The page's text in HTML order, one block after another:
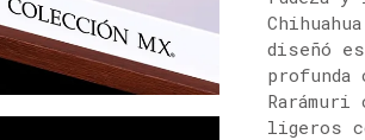
diseñó
ligeros